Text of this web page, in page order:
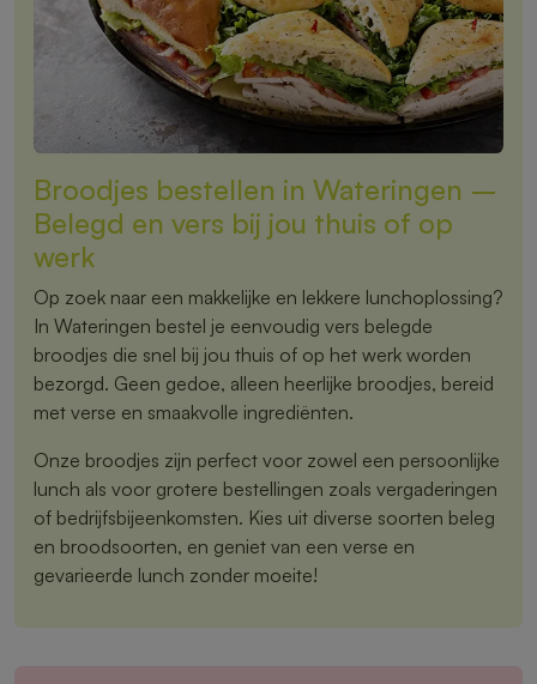
Broodjes bestellen in Wateringen –
Belegd en vers bij jou thuis of op
werk
Op zoek naar een makkelijke en lekkere lunchoplossing?
In Wateringen bestel je eenvoudig vers belegde
broodjes die snel bij jou thuis of op het werk worden
bezorgd. Geen gedoe, alleen heerlijke broodjes, bereid
met verse en smaakvolle ingrediënten.
Onze broodjes zijn perfect voor zowel een persoonlijke
lunch als voor grotere bestellingen zoals vergaderingen
of bedrijfsbijeenkomsten. Kies uit diverse soorten beleg
en broodsoorten, en geniet van een verse en
gevarieerde lunch zonder moeite!